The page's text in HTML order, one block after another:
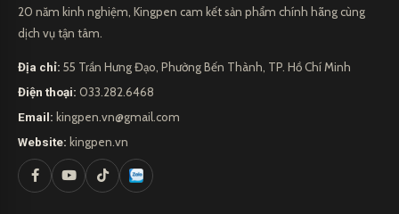
20 năm kinh nghiệm, Kingpen cam kết sản phẩm chính hãng cùng
dịch vụ tận tâm.
Địa chỉ: 55 Trần Hưng Đạo, Phường Bến Thành, TP. Hồ Chí Minh
Điện thoại: 033.282.6468
Email: kingpen.vn@gmail.com
Website: kingpen.vn